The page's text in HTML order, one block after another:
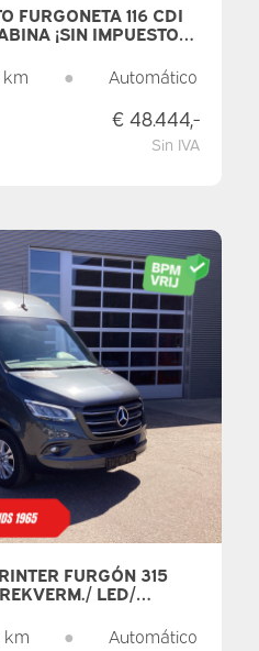
FURGONETA 116 CDI
¡SIN IMPUESTOS!
CORREDERAS/
LOS ASIENTOS/ 270
CÁMARA/ CRUISE
km ● Automático
€ 48.444,-
Sin IVA
FURGÓN 315
LED/
NAVI/ CRUISE/
km ● Automático